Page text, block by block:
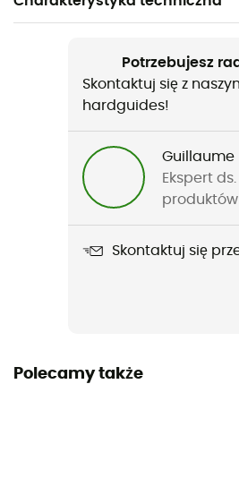
Turystyka piesza / Trekking
Alpine Quarter Socks
Fair Wear Foundation / Ortovox
Potrzebujesz
Skontaktuj się z
hardguides!
Guillaume
Ekspert ds.
produktów
Skontaktuj się
Polecamy także